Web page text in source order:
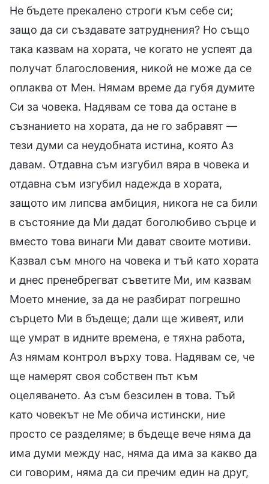
Не бъдете прекалено строги към себе си;
защо да си създавате затруднения? Но също
така казвам на хората, че когато не успеят да
получат благословения, никой не може да се
оплаква от Мен. Нямам време да губя думите
Си за човека. Надявам се това да остане в
съзнанието на хората, да не го забравят —
тези думи са неудобната истина, която Аз
давам. Отдавна съм изгубил вяра в човека и
отдавна съм изгубил надежда в хората,
защото им липсва амбиция, никога не са били
в състояние да Ми дадат боголюбиво сърце и
вместо това винаги Ми дават своите мотиви.
Казвал съм много на човека и тъй като хората
и днес пренебрегват съветите Ми, им казвам
Моето мнение, за да не разбират погрешно
сърцето Ми в бъдеще; дали ще живеят, или
ще умрат в идните времена, е тяхна работа,
Аз нямам контрол върху това. Надявам се, че
ще намерят своя собствен път към
оцеляването. Аз съм безсилен в това. Тъй
като човекът не Ме обича истински, ние
просто се разделяме; в бъдеще вече няма да
има думи между нас, няма да има за какво да
си говорим, няма да си пречим един на друг,